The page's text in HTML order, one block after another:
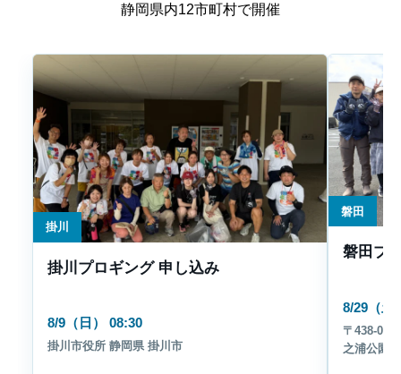
静岡県内12市町村で開催
掛川
掛川プロギング 申し込み
8/9（日） 08:30
掛川市役所 静岡県 掛川市
磐田
磐田プ
8/29（土
〒438-
之浦公園